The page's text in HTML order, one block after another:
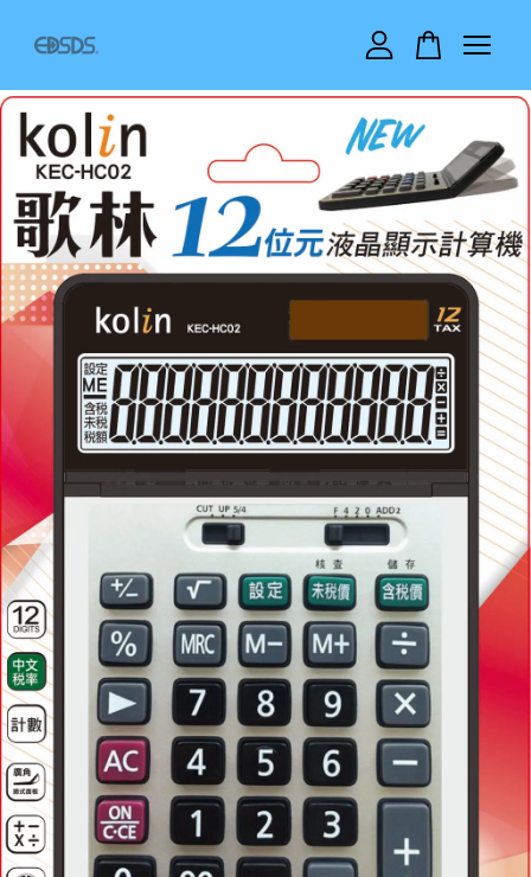
您的購物車目前還是空的。
繼續購物